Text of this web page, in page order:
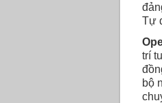
Tự
trí
bộ